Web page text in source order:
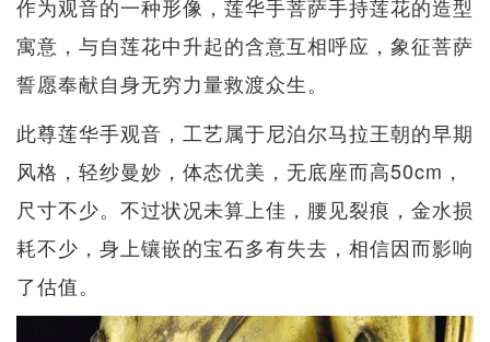
作为观音的一种形像，莲华手菩萨手持莲花的造型
寓意，与自莲花中升起的含意互相呼应，象征菩萨
誓愿奉献自身无穷力量救渡众生。
此尊莲华手观音，工艺属于尼泊尔马拉王朝的早期
风格，轻纱曼妙，体态优美，无底座而高50cm，
尺寸不少。不过状况未算上佳，腰见裂痕，金水损
耗不少，身上镶嵌的宝石多有失去，相信因而影响
了估值。